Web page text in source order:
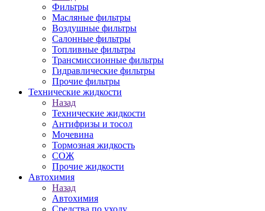
Фильтры
Масляные фильтры
Воздушные фильтры
Салонные фильтры
Топливные фильтры
Трансмиссионные фильтры
Гидравлические фильтры
Прочие фильтры
Технические жидкости
Назад
Технические жидкости
Антифризы и тосол
Мочевина
Тормозная жидкость
СОЖ
Прочие жидкости
Автохимия
Назад
Автохимия
Средства по уходу